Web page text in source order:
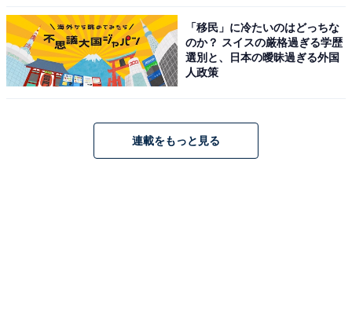
「移民」に冷たいのはどっちな
のか？ スイスの厳格過ぎる学歴
選別と、日本の曖昧過ぎる外国
人政策
連載をもっと見る